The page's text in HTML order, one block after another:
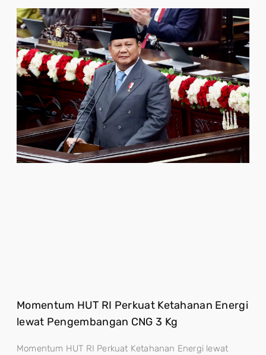
Momentum HUT RI Perkuat Ketahanan Energi
lewat Pengembangan CNG 3 Kg
Momentum HUT RI Perkuat Ketahanan Energi lewat